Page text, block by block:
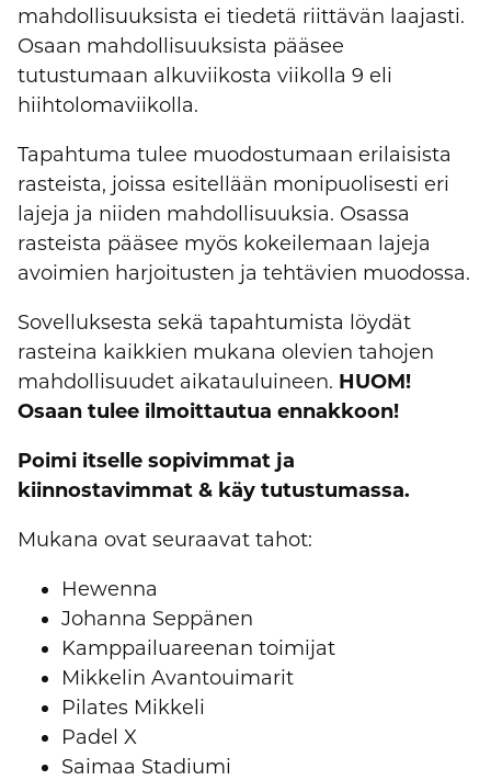
mahdollisuuksista ei tiedetä riittävän laajasti.
Osaan mahdollisuuksista pääsee
tutustumaan alkuviikosta viikolla 9 eli
hiihtolomaviikolla.
Tapahtuma tulee muodostumaan erilaisista
rasteista, joissa esitellään monipuolisesti eri
lajeja ja niiden mahdollisuuksia. Osassa
rasteista pääsee myös kokeilemaan lajeja
avoimien harjoitusten ja tehtävien muodossa.
Sovelluksesta sekä tapahtumista löydät
rasteina kaikkien mukana olevien tahojen
mahdollisuudet aikatauluineen. HUOM!
Osaan tulee ilmoittautua ennakkoon!
Poimi itselle sopivimmat ja
kiinnostavimmat & käy tutustumassa.
Mukana ovat seuraavat tahot:
Hewenna
Johanna Seppänen
Kamppailuareenan toimijat
Mikkelin Avantouimarit
Pilates Mikkeli
Padel X
Saimaa Stadiumi